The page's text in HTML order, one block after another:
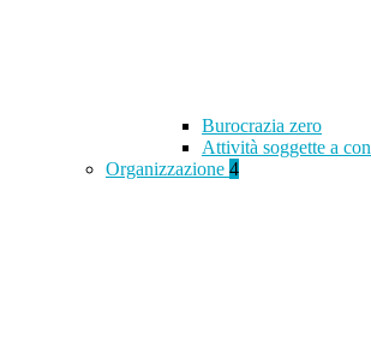
Burocrazia zero
Attività soggette a
Organizzazione 4